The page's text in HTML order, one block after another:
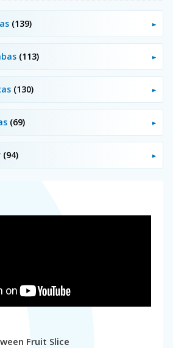
(139)
(113)
(130)
(69)
(94)
Fruit Slice